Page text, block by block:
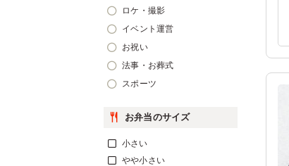
ロケ・撮影
イベント運営
お祝い
法事・お葬式
スポーツ
お弁当のサイズ
小さい
やや小さい